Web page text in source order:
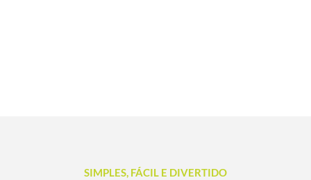
SIMPLES, FÁCIL E DIVERTIDO